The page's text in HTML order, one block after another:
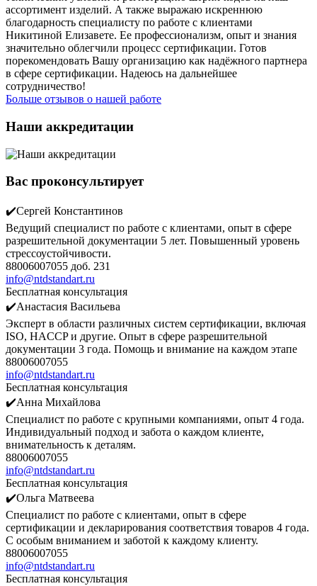
ассортимент изделий. А также выражаю искреннюю
благодарность специалисту по работе с клиентами
Никитиной Елизавете. Ее профессионализм, опыт и знания
значительно облегчили процесс сертификации. Готов
порекомендовать Вашу организацию как надёжного партнера
в сфере сертификации. Надеюсь на дальнейшее
сотрудничество!
Больше отзывов о нашей работе
Наши аккредитации
Вас проконсультирует
✔️Сергей Константинов
Ведущий специалист по работе с клиентами, опыт в сфере
разрешительной документации 5 лет. Повышенный уровень
стрессоустойчивости.
88006007055 доб. 231
info@ntdstandart.ru
Бесплатная консультация
✔️Анастасия Васильева
Эксперт в области различных систем сертификации, включая
ISO, HACCP и другие. Опыт в сфере разрешительной
документации 3 года. Помощь и внимание на каждом этапе
88006007055
info@ntdstandart.ru
Бесплатная консультация
✔️Анна Михайлова
Специалист по работе с крупными компаниями, опыт 4 года.
Индивидуальный подход и забота о каждом клиенте,
внимательность к деталям.
88006007055
info@ntdstandart.ru
Бесплатная консультация
✔️Ольга Матвеева
Специалист по работе с клиентами, опыт в сфере
сертификации и декларирования соответствия товаров 4 года.
С особым вниманием и заботой к каждому клиенту.
88006007055
info@ntdstandart.ru
Бесплатная консультация